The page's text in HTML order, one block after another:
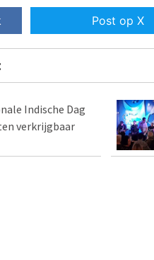
Post op X
Indische Dag
verkrijgbaar